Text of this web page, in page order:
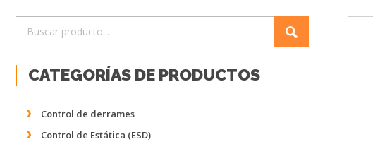
CATEGORÍAS DE PRODUCTOS
Control de derrames
Control de Estática (ESD)